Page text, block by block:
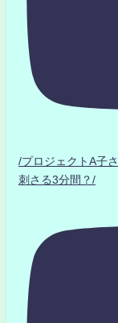
/プロジェクトA子
刺さる3分間？/